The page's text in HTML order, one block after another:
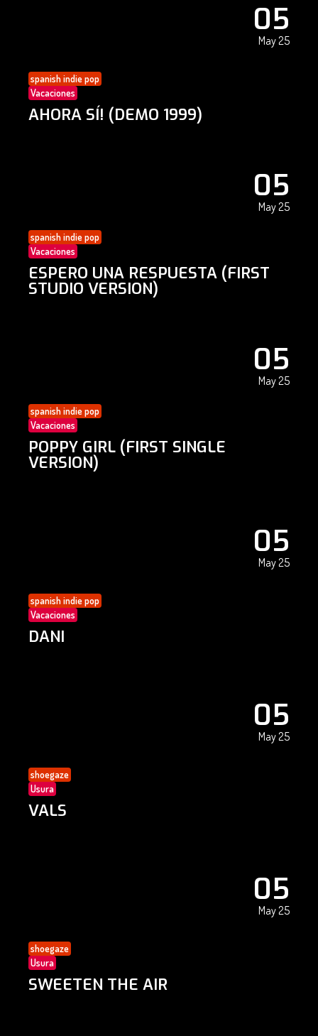
05
May 25
spanish indie pop
Vacaciones
AHORA SÍ! (DEMO 1999)
05
May 25
spanish indie pop
Vacaciones
ESPERO UNA RESPUESTA (FIRST
STUDIO VERSION)
05
May 25
spanish indie pop
Vacaciones
POPPY GIRL (FIRST SINGLE
VERSION)
05
May 25
spanish indie pop
Vacaciones
DANI
05
May 25
shoegaze
Usura
VALS
05
May 25
shoegaze
Usura
SWEETEN THE AIR